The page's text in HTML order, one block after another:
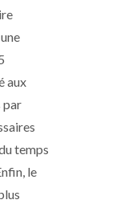
aux
par
temps
le